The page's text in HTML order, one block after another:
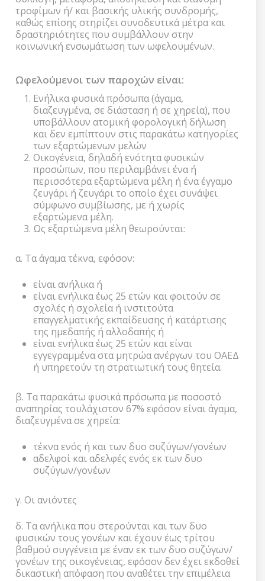
τροφίμων ή/ και βασικής υλικής συνδρομής,
καθώς επίσης στηρίζει συνοδευτικά μέτρα και
δραστηριότητες που συμβάλλουν στην
κοινωνική ενσωμάτωση των ωφελουμένων.
Ωφελούμενοι των παροχών είναι:
Ενήλικα φυσικά πρόσωπα (άγαμα,
διαζευγμένα, σε διάσταση ή σε χηρεία), που
υποβάλλουν ατομική φορολογική δήλωση
και δεν εμπίπτουν στις παρακάτω κατηγορίες
των εξαρτώμενων μελών
Οικογένεια, δηλαδή ενότητα φυσικών
προσώπων, που περιλαμβάνει ένα ή
περισσότερα εξαρτώμενα μέλη ή ένα έγγαμο
ζευγάρι ή ζευγάρι το οποίο έχει συνάψει
σύμφωνο συμβίωσης, με ή χωρίς
εξαρτώμενα μέλη.
Ως εξαρτώμενα μέλη θεωρούνται:
α. Τα άγαμα τέκνα, εφόσον:
είναι ανήλικα ή
είναι ενήλικα έως 25 ετών και φοιτούν σε
σχολές ή σχολεία ή ινστιτούτα
επαγγελματικής εκπαίδευσης ή κατάρτισης
της ημεδαπής ή αλλοδαπής ή
είναι ενήλικα έως 25 ετών και είναι
εγγεγραμμένα στα μητρώα ανέργων του ΟΑΕΔ
ή υπηρετούν τη στρατιωτική τους θητεία.
β. Τα παρακάτω φυσικά πρόσωπα με ποσοστό
αναπηρίας τουλάχιστον 67% εφόσον είναι άγαμα,
διαζευγμένα σε χηρεία:
τέκνα ενός ή και των δυο συζύγων/γονέων
αδελφοί και αδελφές ενός εκ των δυο
συζύγων/γονέων
γ. Οι ανιόντες
δ. Τα ανήλικα που στερούνται και των δυο
φυσικών τους γονέων και έχουν έως τρίτου
βαθμού συγγένεια με έναν εκ των δυο συζύγων/
γονέων της οικογένειας, εφόσον δεν έχει εκδοθεί
δικαστική απόφαση που αναθέτει την επιμέλεια